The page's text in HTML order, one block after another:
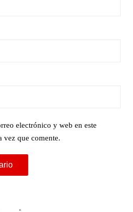
electrónico y web en este
vez que comente.